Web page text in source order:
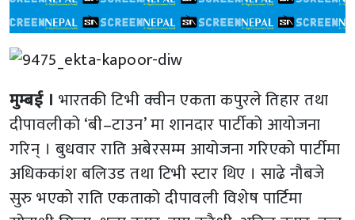
मुम्बई । भारतकी टिभी क्वीन एकता कपुरले तिहार तथा
दीपावलीको ‘बी–टाउन’ मा शानदार पार्टीको आयोजना
गरिन् । बुधवार राति अबेरसम्म आयोजना गरिएको पार्टीमा
अधिककांश बलिउड तथा टिभी स्टार थिए । साढे नौबजे
सुरु भएको राति एकताको दीपावली विशेष पार्टिमा